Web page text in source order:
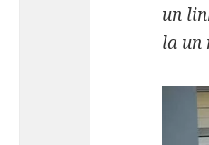
un
la un